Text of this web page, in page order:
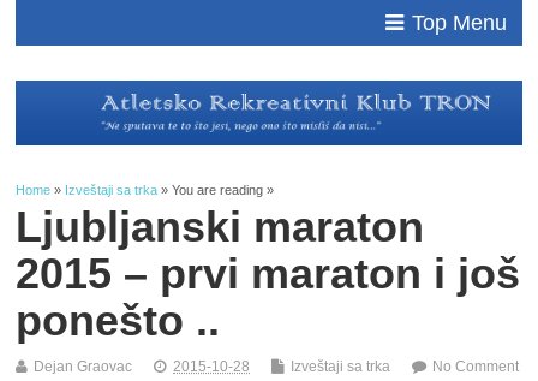
Top Menu
Home » Izveštaji sa trka » You are reading »
Ljubljanski maraton
2015 – prvi maraton i još
ponešto ..
Dejan Graovac 2015-10-28 Izveštaji sa trka No Comment